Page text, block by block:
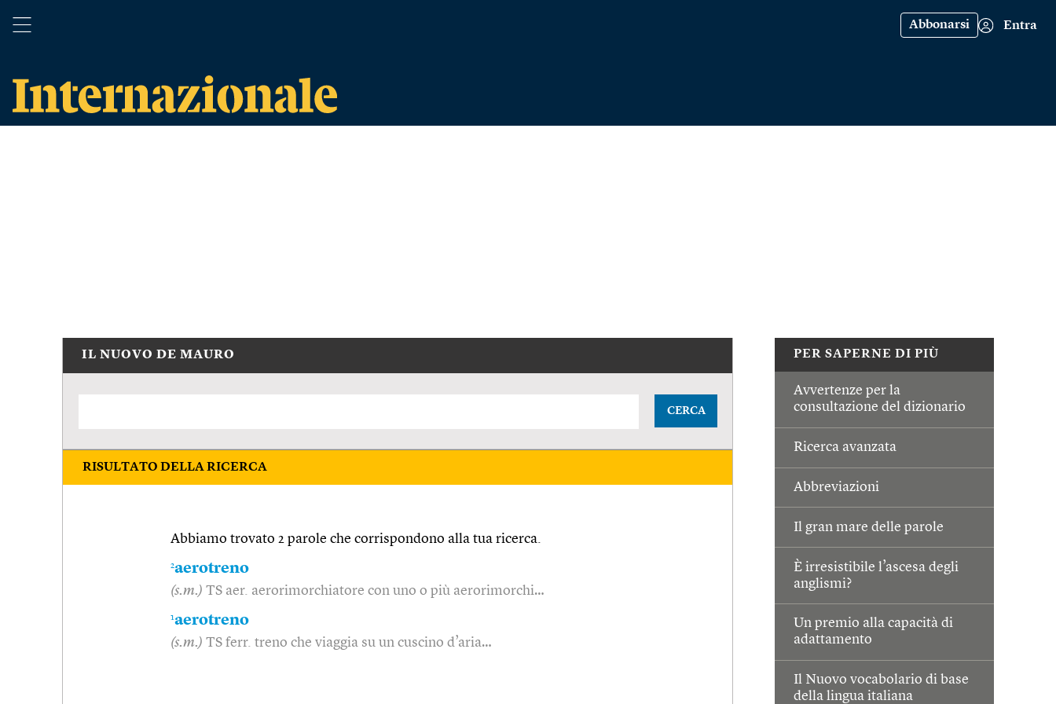
Abbonarsi Entra
PER SAPERNE DI PIÙ
Avvertenze per la
consultazione del dizionario
Ricerca avanzata
Abbreviazioni
Il gran mare delle parole
È irresistibile l’ascesa degli
anglismi?
Un premio alla capacità di
adattamento
Il Nuovo vocabolario di base
della lingua italiana
IL NUOVO DE MAURO
CERCA
RISULTATO DELLA RICERCA
Abbiamo trovato 2 parole che corrispondono alla tua ricerca.
2aerotreno
(s.m.) TS aer. aerorimorchiatore con uno o più aerorimorchi…
1aerotreno
(s.m.) TS ferr. treno che viaggia su un cuscino d’aria…